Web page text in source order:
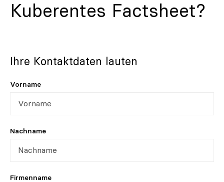
Kuberentes Factsheet?
Ihre Kontaktdaten lauten
Vorname
Nachname
Firmenname